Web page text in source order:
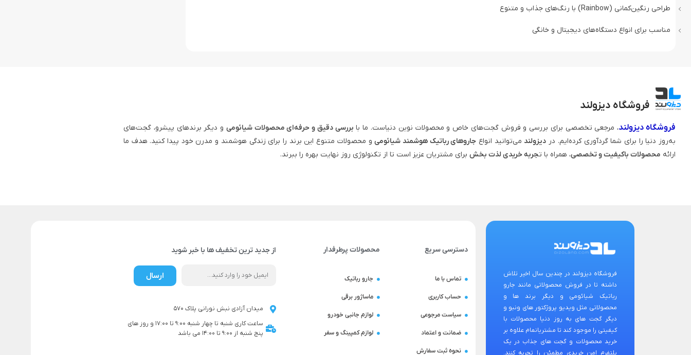
طراحی رنگین‌کمانی (Rainbow) با رنگ‌های جذاب و متنوع
مناسب برای انواع دستگاه‌های دیجیتال و خانگی
فروشگاه دیزولند
فروشگاه دیزولند، مرجعی تخصصی برای بررسی و فروش گجت‌های خاص و محصولات نوین دنیاست. ما با بررسی دقیق و حرفه‌ای محصولات شیائومی و دیگر برندهای پیشرو، گجت‌های
به‌روز دنیا را برای شما گردآوری کرده‌ایم. در دیزولند می‌توانید انواع جاروهای رباتیک هوشمند شیائومیو محصولات متنوع این برند را برای زندگی هوشمند و مدرن خود پیدا کنید. هدف ما
ارائه محصولات باکیفیت و تخصصی، همراه با تجربه خریدی لذت‌ بخش برای مشتریان عزیز است تا از تکنولوژی روز نهایت بهره را ببرند.
فروشگاه دیزولند در چندین سال اخیر تلاش
داشته تا در فروش محصولاتی مانند جارو
رباتیک شیائومی و دیگر برند ها و
محصولاتی مثل ویدیو پروژکتور های ونبو و
دیگر گجت های به روز دنیا محصولات با
کیفیتی را موجود کند تا مشتریانمام علاوه بر
خرید محصولات و گجت های جذاب در یک
پلتفرم امن خریدی مطمئن را تجربه کنند.
دسترسی سریع
تماس با ما
حساب کاربری
سیاست مرجوعی
ضمانت و اعتماد
نحوه ثبت سفارش
محصولات پرطرفدار
جارو رباتیک
ماساژور برقی
لوازم جانبی خودرو
لوازم کمپینگ و سفر
از جدید ترین تخفیف ها با خبر شوید
ارسال
میدان آزادی نبش نورانی پلاک 570
ساعت کاری شنبه تا چهار شنبه 9:00 تا 17:00 و روز های
پنج شنبه از 9:00 تا 14:00 می باشد